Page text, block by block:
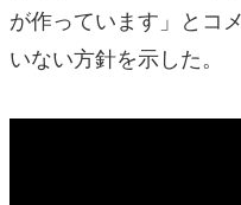
が作っています」とコ
いない方針を示した。